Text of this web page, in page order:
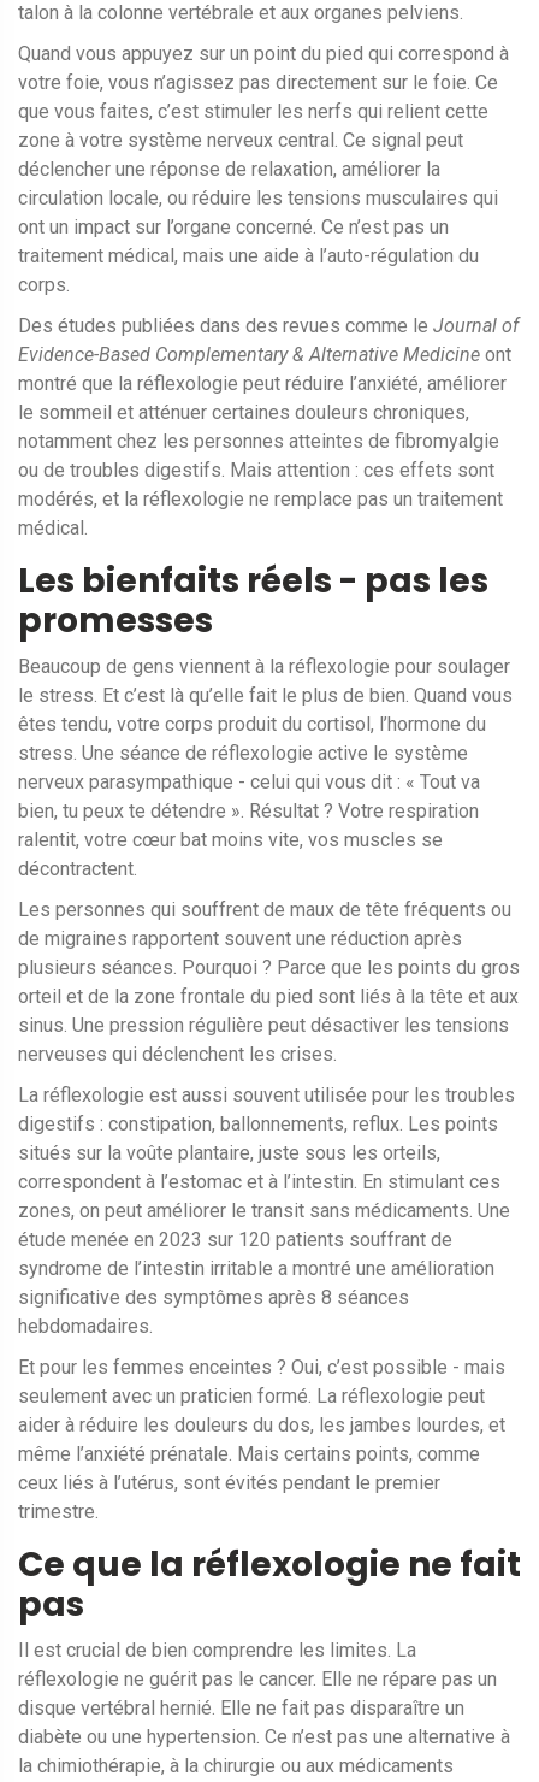
talon à la colonne vertébrale et aux organes pelviens.
Quand vous appuyez sur un point du pied qui correspond à
votre foie, vous n’agissez pas directement sur le foie. Ce
que vous faites, c’est stimuler les nerfs qui relient cette
zone à votre système nerveux central. Ce signal peut
déclencher une réponse de relaxation, améliorer la
circulation locale, ou réduire les tensions musculaires qui
ont un impact sur l’organe concerné. Ce n’est pas un
traitement médical, mais une aide à l’auto-régulation du
corps.
Des études publiées dans des revues comme le Journal of
Evidence-Based Complementary & Alternative Medicine ont
montré que la réflexologie peut réduire l’anxiété, améliorer
le sommeil et atténuer certaines douleurs chroniques,
notamment chez les personnes atteintes de fibromyalgie
ou de troubles digestifs. Mais attention : ces effets sont
modérés, et la réflexologie ne remplace pas un traitement
médical.
Les bienfaits réels - pas les
promesses
Beaucoup de gens viennent à la réflexologie pour soulager
le stress. Et c’est là qu’elle fait le plus de bien. Quand vous
êtes tendu, votre corps produit du cortisol, l’hormone du
stress. Une séance de réflexologie active le système
nerveux parasympathique - celui qui vous dit : « Tout va
bien, tu peux te détendre ». Résultat ? Votre respiration
ralentit, votre cœur bat moins vite, vos muscles se
décontractent.
Les personnes qui souffrent de maux de tête fréquents ou
de migraines rapportent souvent une réduction après
plusieurs séances. Pourquoi ? Parce que les points du gros
orteil et de la zone frontale du pied sont liés à la tête et aux
sinus. Une pression régulière peut désactiver les tensions
nerveuses qui déclenchent les crises.
La réflexologie est aussi souvent utilisée pour les troubles
digestifs : constipation, ballonnements, reflux. Les points
situés sur la voûte plantaire, juste sous les orteils,
correspondent à l’estomac et à l’intestin. En stimulant ces
zones, on peut améliorer le transit sans médicaments. Une
étude menée en 2023 sur 120 patients souffrant de
syndrome de l’intestin irritable a montré une amélioration
significative des symptômes après 8 séances
hebdomadaires.
Et pour les femmes enceintes ? Oui, c’est possible - mais
seulement avec un praticien formé. La réflexologie peut
aider à réduire les douleurs du dos, les jambes lourdes, et
même l’anxiété prénatale. Mais certains points, comme
ceux liés à l’utérus, sont évités pendant le premier
trimestre.
Ce que la réflexologie ne fait
pas
Il est crucial de bien comprendre les limites. La
réflexologie ne guérit pas le cancer. Elle ne répare pas un
disque vertébral hernié. Elle ne fait pas disparaître un
diabète ou une hypertension. Ce n’est pas une alternative à
la chimiothérapie, à la chirurgie ou aux médicaments